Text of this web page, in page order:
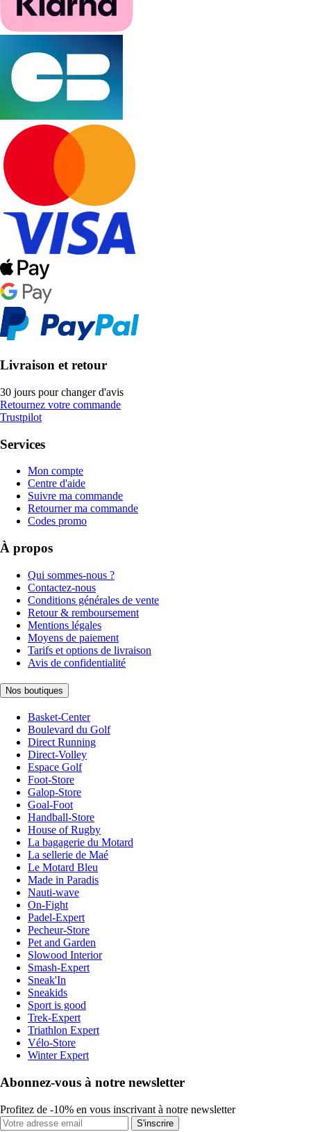
Livraison et retour
30 jours pour changer d'avis
Retournez votre commande
Trustpilot
Services
Mon compte
Centre d'aide
Suivre ma commande
Retourner ma commande
Codes promo
À propos
Qui sommes-nous ?
Contactez-nous
Conditions générales de vente
Retour & remboursement
Mentions légales
Moyens de paiement
Tarifs et options de livraison
Avis de confidentialité
Nos boutiques
Basket-Center
Boulevard du Golf
Direct Running
Direct-Volley
Espace Golf
Foot-Store
Galop-Store
Goal-Foot
Handball-Store
House of Rugby
La bagagerie du Motard
La sellerie de Maé
Le Motard Bleu
Made in Paradis
Nauti-wave
On-Fight
Padel-Expert
Pecheur-Store
Pet and Garden
Slowood Interior
Smash-Expert
Sneak'In
Sneakids
Sport is good
Trek-Expert
Triathlon Expert
Vélo-Store
Winter Expert
Abonnez-vous à notre newsletter
Profitez de -10% en vous inscrivant à notre newsletter
S'inscrire